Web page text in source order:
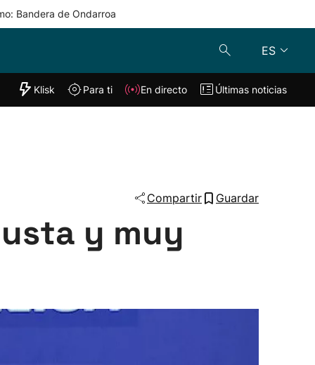
Bandera de Ondarroa
ES
"Helmuga"
Klisk En directo
Klisk Para ti En directo Últimas noticias
Compartir Guardar
y muy